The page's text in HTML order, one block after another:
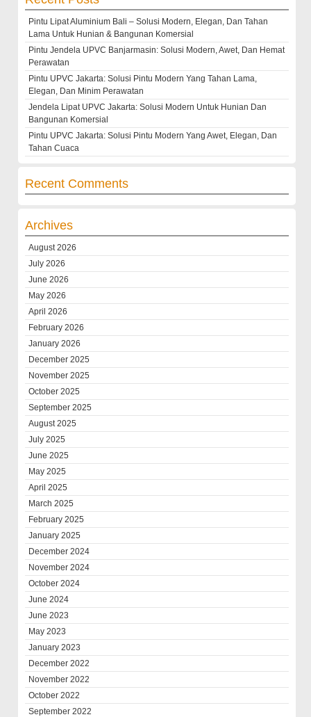
Pintu Lipat Aluminium Bali – Solusi Modern, Elegan, Dan Tahan
Lama Untuk Hunian & Bangunan Komersial
Pintu Jendela UPVC Banjarmasin: Solusi Modern, Awet, Dan Hemat
Perawatan
Pintu UPVC Jakarta: Solusi Pintu Modern Yang Tahan Lama,
Elegan, Dan Minim Perawatan
Jendela Lipat UPVC Jakarta: Solusi Modern Untuk Hunian Dan
Bangunan Komersial
Pintu UPVC Jakarta: Solusi Pintu Modern Yang Awet, Elegan, Dan
Tahan Cuaca
Recent Comments
Archives
August 2026
July 2026
June 2026
May 2026
April 2026
February 2026
January 2026
December 2025
November 2025
October 2025
September 2025
August 2025
July 2025
June 2025
May 2025
April 2025
March 2025
February 2025
January 2025
December 2024
November 2024
October 2024
June 2024
June 2023
May 2023
January 2023
December 2022
November 2022
October 2022
September 2022